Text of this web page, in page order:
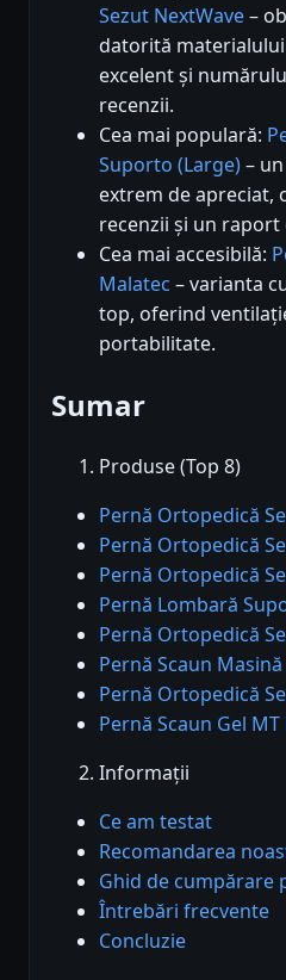
Sezut NextWave–
datorită
excelent și
recenzii.
Cea mai populară:
Suporto (Large)–
extrem de apreciat,
recenzii și un
Cea mai accesibilă:
Malatec – varianta
top, oferind
portabilitate.
Sumar
Produse (Top 8)
Pernă Ortopedică
Pernă Ortopedică
Pernă Ortopedică
Pernă Lombară
Pernă Ortopedică
Pernă Scaun Masină
Pernă Ortopedică
Pernă Scaun Gel
Informații
Ce am testat
Recomandarea
Ghid de cumpărare
Întrebări frecvente
Concluzie